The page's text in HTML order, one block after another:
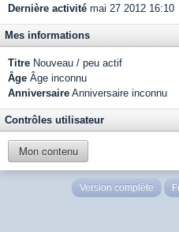
Dernière activité mai 27 2012 16:10
Mes informations
Titre Nouveau / peu actif
Âge Âge inconnu
Anniversaire Anniversaire inconnu
Contrôles utilisateur
Mon contenu
Version complète